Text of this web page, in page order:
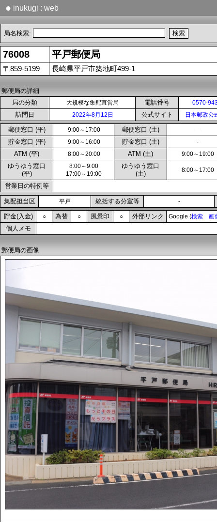
● inukugi : web
局名検索:
76008 平戸郵便局
〒859-5199 長崎県平戸市築地町499-1
郵便局の詳細
局の分類
大規模な集配直営局 電話番号 0570-
訪問日 2022年8月12日 公式サイト 日本郵政公
郵便窓口 (平) 9:00～17:00 郵便窓口 (土) -
貯金窓口 (平) 9:00～16:00 貯金窓口 (土) -
ATM (平) 8:00～20:00 ATM (土) 9:00～19:00
ゆうゆう窓口
(平)
8:00～9:00
17:00～19:00
ゆうゆう窓口
(土)
8:00～17:00
営業日の特例等
集配担当区 平戸 統括する分室等 -
貯金(入金) ○ 為替 ○ 風景印 ○ 外部リンク Google (検索 画
個人メモ
郵便局の画像